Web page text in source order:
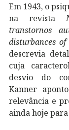
Em 1943, o
na revista
transtornos
disturbances
descrevia
cuja
desvio do
Kanner
relevância e
ainda hoje